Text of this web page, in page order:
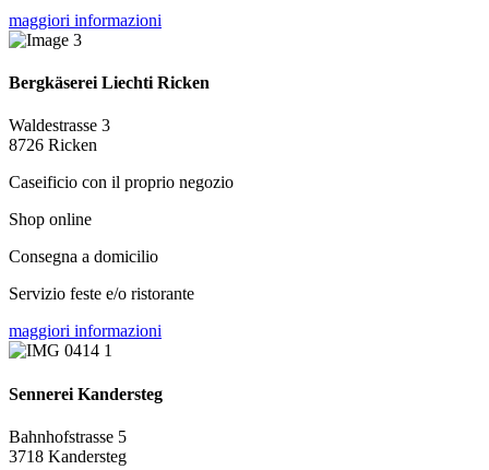
maggiori informazioni
Bergkäserei Liechti Ricken
Waldestrasse 3
8726 Ricken
Caseificio con il proprio negozio
Shop online
Consegna a domicilio
Servizio feste e/o ristorante
maggiori informazioni
Sennerei Kandersteg
Bahnhofstrasse 5
3718 Kandersteg